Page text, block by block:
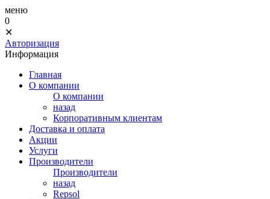
меню
0
✕
Авторизация
Информация
Главная
О компании
О компании
назад
Корпоративным клиентам
Доставка и оплата
Акции
Услуги
Производители
Производители
назад
Repsol